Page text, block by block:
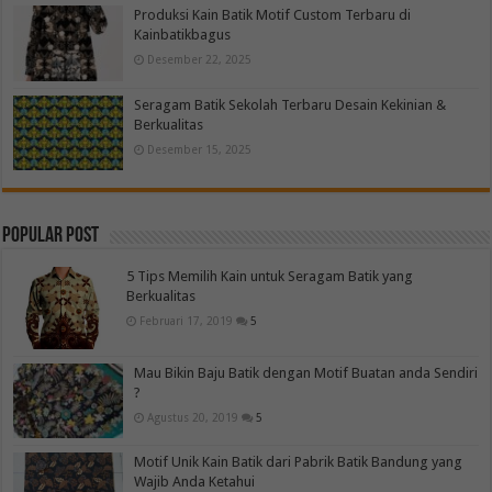
Produksi Kain Batik Motif Custom Terbaru di
Kainbatikbagus
Desember 22, 2025
Seragam Batik Sekolah Terbaru Desain Kekinian &
Berkualitas
Desember 15, 2025
Popular Post
5 Tips Memilih Kain untuk Seragam Batik yang
Berkualitas
Februari 17, 2019 5
Mau Bikin Baju Batik dengan Motif Buatan anda Sendiri
?
Agustus 20, 2019 5
Motif Unik Kain Batik dari Pabrik Batik Bandung yang
Wajib Anda Ketahui